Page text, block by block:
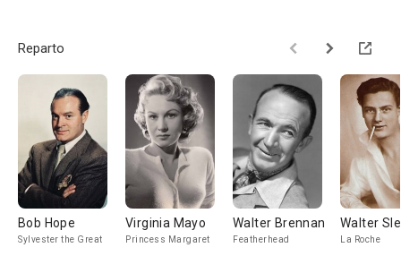
Reparto
Bob Hope
Sylvester the Great
Virginia Mayo
Princess Margaret
Walter Brennan
Featherhead
Walter
La Roche